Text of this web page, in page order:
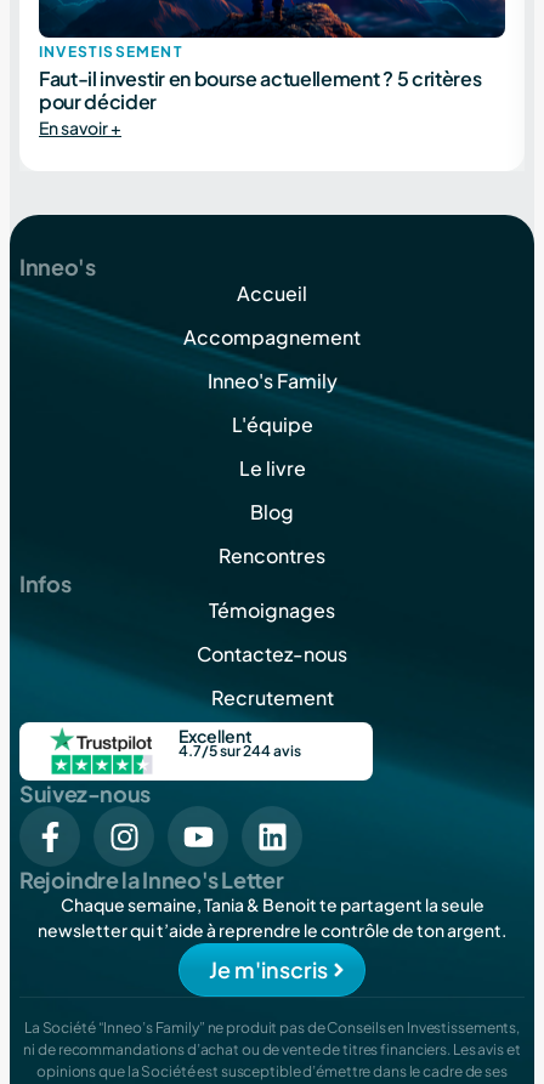
INVESTISSEMENT
Faut-il investir en bourse actuellement ? 5 critères
pour décider
En savoir +
Inneo's
Accueil
Accompagnement
Inneo's Family
L'équipe
Le livre
Blog
Rencontres
Infos
Témoignages
Contactez-nous
Recrutement
Excellent
4.7/5 sur 244 avis
Suivez-nous
Rejoindre la Inneo's Letter
Chaque semaine, Tania & Benoit te partagent la seule
newsletter qui t’aide à reprendre le contrôle de ton argent.
Je m'inscris
La Société “Inneo’s Family” ne produit pas de Conseils en Investissements,
ni de recommandations d’achat ou de vente de titres financiers. Les avis et
opinions que la Société est susceptible d’émettre dans le cadre de ses